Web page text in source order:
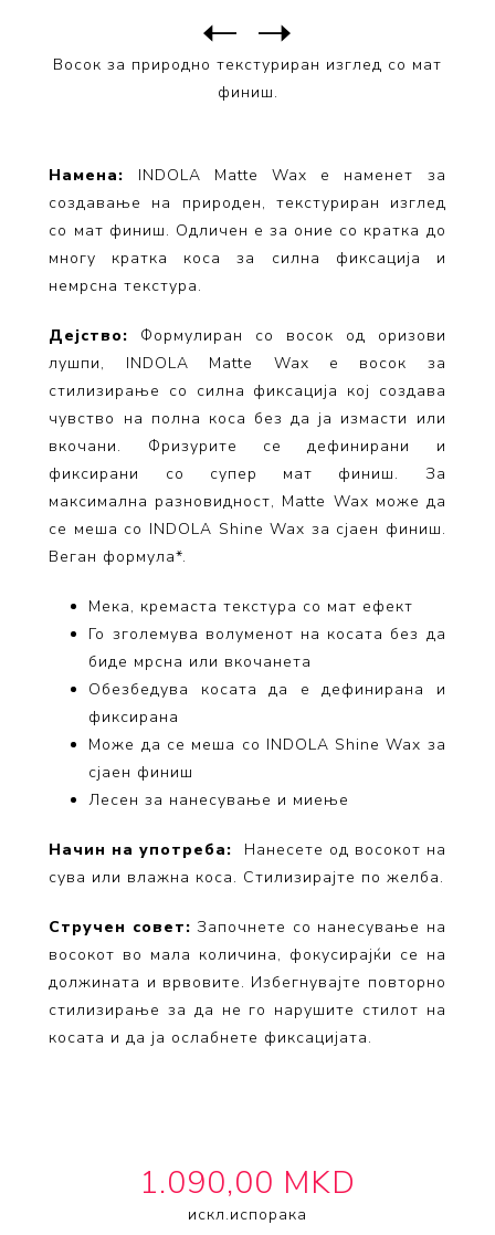
Восок за природно текстуриран изглед со мат
финиш.
Намена: INDOLA Matte Wax е наменет за
создавање на природен, текстуриран изглед
со мат финиш. Одличен е за оние со кратка до
многу кратка коса за силна фиксација и
немрсна текстура.
Дејство: Формулиран со восок од оризови
лушпи, INDOLA Matte Wax е восок за
стилизирање со силна фиксација кој создава
чувство на полна коса без да ја измасти или
вкочани. Фризурите се
дефинирани и
фиксирани со супер мат финиш. За
максимална разновидност, Matte Wax може да
се меша со INDOLA Shine Wax за сјаен финиш.
Веган формула*.
Мека, кремаста текстура со мат ефект
Го зголемува волуменот на косата без да
биде мрсна или вкочанета
Обезбедува косата да е дефинирана и
фиксирана
Може да се меша со INDOLA Shine Wax за
сјаен финиш
Лесен за нанесување и миење
Начин на употребa: Нанесете од восокот на
сува или влажна коса. Стилизирајте по желба.
Стручен совет: Започнете со нанесување на
восокот во мала количина, фокусирајќи се на
должината и врвовите. Избегнувајте повторно
стилизирање за да не го нарушите стилот на
косата и да ја ослабнете фиксацијата.
1.090,00 MKD
искл.испорака
INDOLA